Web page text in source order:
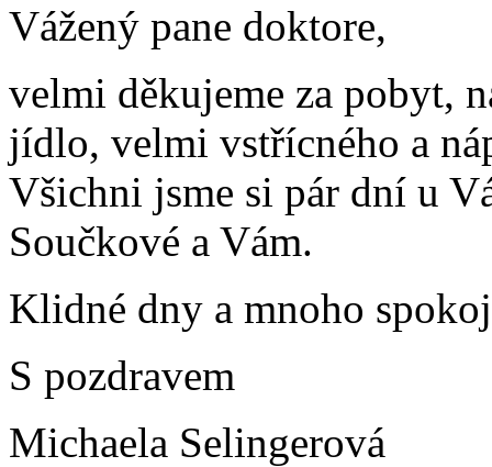
Vážený pane doktore,
velmi děkujeme za pobyt,
jídlo, velmi vstřícného a
Všichni jsme si pár dní u
Součkové a Vám.
Klidné dny a mnoho
S pozdravem
Michaela Selingerová